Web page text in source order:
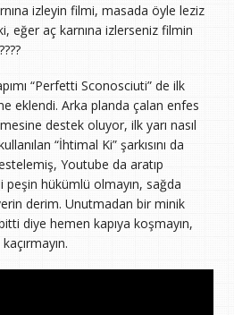
izleyin filmi, masada öyle leziz
eğer aç karnına izlerseniz filmin
“Perfetti Sconosciuti” de ilk
eklendi. Arka planda çalan enfes
destek oluyor, ilk yarı nasıl
“İhtimal Ki” şarkısını da
Youtube da aratıp
peşin hükümlü olmayın, sağda
derim. Unutmadan bir minik
diye hemen kapıya koşmayın,